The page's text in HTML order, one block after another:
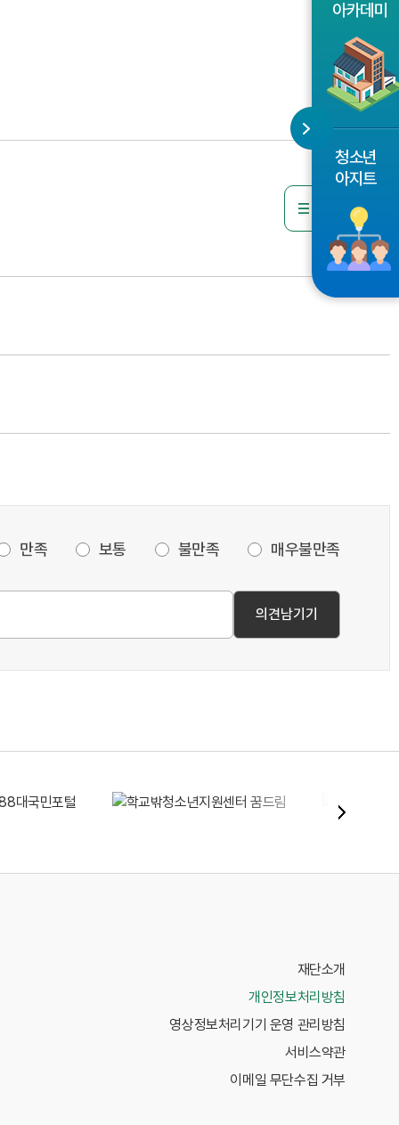
아카데미
청소년
아지트
목록으로
만족 보통 불만족 매우불만족
재단소개
개인정보처리방침
영상정보처리기기 운영 관리방침
서비스약관
이메일 무단수집 거부